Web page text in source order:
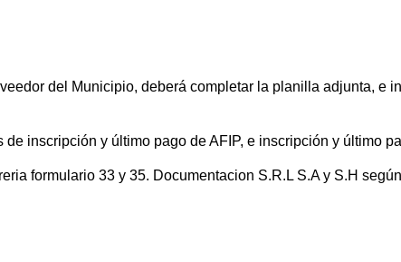
del Municipio, deberá completar la planilla adjunta,
inscripción y último pago de AFIP, e inscripción y último
formulario 33 y 35. Documentacion S.R.L S.A y S.H